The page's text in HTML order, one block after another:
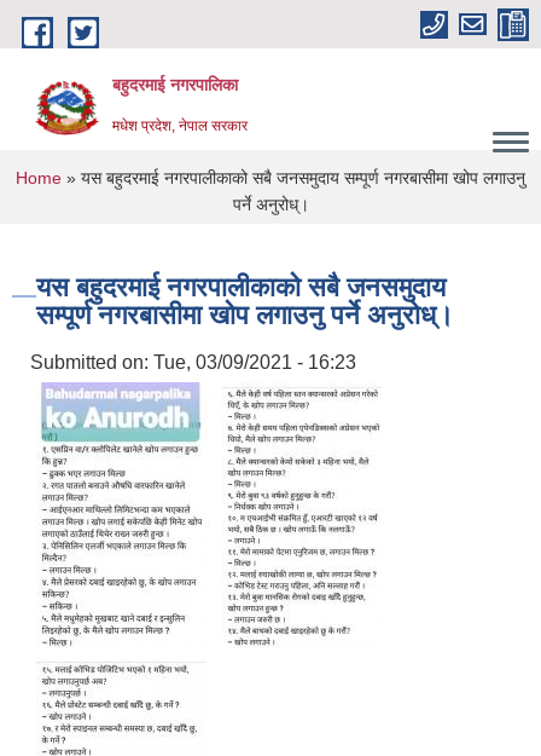
Skip to main content
बहुदरमाई नगरपालिका
मधेश प्रदेश, नेपाल सरकार
You are here
Home » यस बहुदरमाई नगरपालीकाको सबै जनसमुदाय सम्पूर्ण नगरबासीमा खोप लगाउनु
पर्ने अनुरोध्।
यस बहुदरमाई नगरपालीकाको सबै जनसमुदाय
सम्पूर्ण नगरबासीमा खोप लगाउनु पर्ने अनुरोध्।
Submitted on: Tue, 03/09/2021 - 16:23